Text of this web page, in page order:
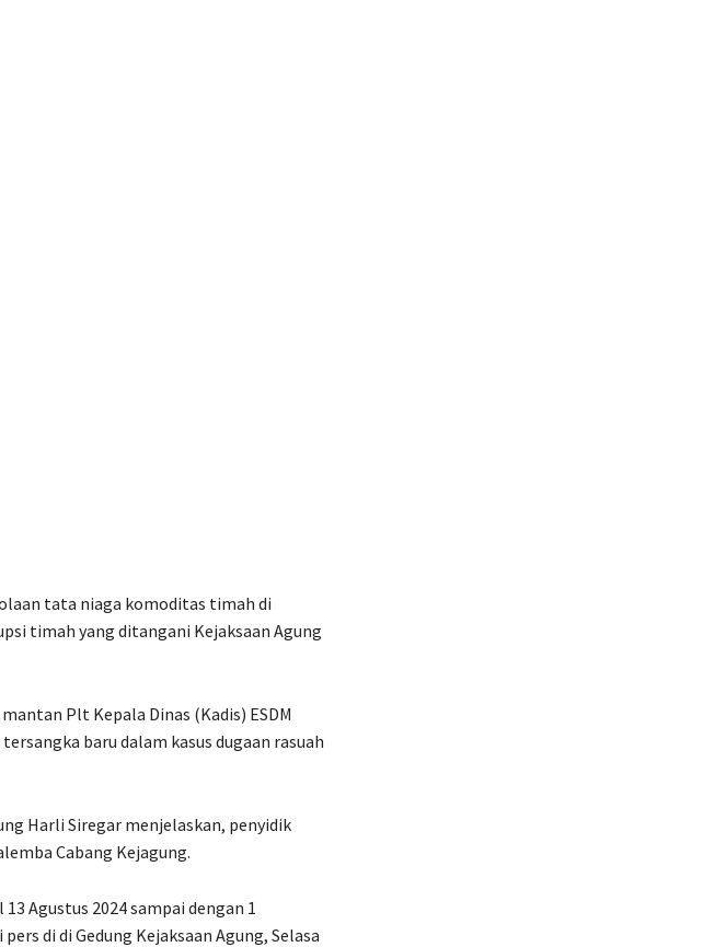
tata niaga komoditas timah di
timah yang ditangani Kejaksaan Agung
Plt Kepala Dinas (Kadis) ESDM
baru dalam kasus dugaan rasuah
Harli Siregar menjelaskan, penyidik
Cabang Kejagung.
Agustus 2024 sampai dengan 1
di di Gedung Kejaksaan Agung, Selasa